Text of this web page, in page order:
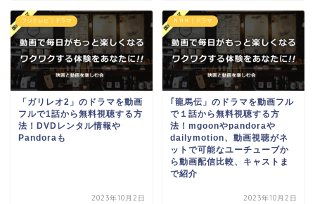
フジテレビ｜ドラマ
「ガリレオ2」のドラマを動画
フルで1話から無料視聴する方
法！DVDレンタル情報や
Pandoraも
2023年10月2日
ＮＨＫ｜ドラマ
｢龍馬伝」のドラマを動画フル
で１話から無料視聴する方
法！mgoonやpandoraや
dailymotion、動画視聴がネ
ットで可能なユーチューブか
ら動画配信比較、キャストま
で紹介
2023年10月2日